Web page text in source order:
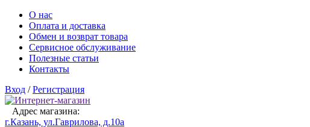
О нас
Оплата и доставка
Обмен и возврат товара
Сервисное обслуживание
Полезные статьи
Контакты
Вход /Регистрация
Адрес магазина:
г.Казань, ул.Гаврилова, д.10а